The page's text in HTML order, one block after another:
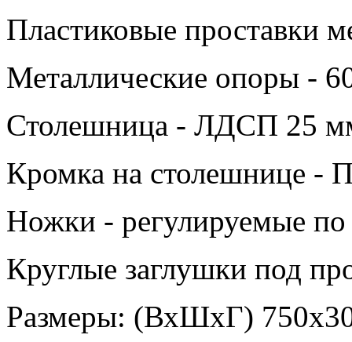
Пластиковые проставки
Металлические опоры -
Столешница - ЛДСП 25
Кромка на столешнице
Ножки - регулируемые
Круглые заглушки под
Размеры: (ВхШхГ)